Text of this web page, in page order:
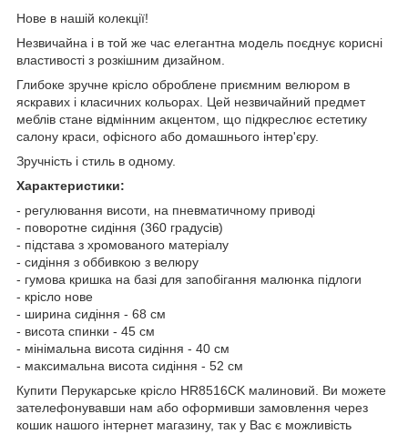
Нове в нашій колекції!
Незвичайна і в той же час елегантна модель поєднує корисні
властивості з розкішним дизайном.
Глибоке зручне крісло оброблене приємним велюром в
яскравих і класичних кольорах. Цей незвичайний предмет
меблів стане відмінним акцентом, що підкреслює естетику
салону краси, офісного або домашнього інтер'єру.
Зручність і стиль в одному.
Характеристики:
- регулювання висоти, на пневматичному приводі
- поворотне сидіння (360 градусів)
- підстава з хромованого матеріалу
- сидіння з оббивкою з велюру
- гумова кришка на базі для запобігання малюнка підлоги
- крісло нове
- ширина сидіння - 68 см
- висота спинки - 45 см
- мінімальна висота сидіння - 40 см
- максимальна висота сидіння - 52 см
Купити Перукарське крісло HR8516CK малиновий. Ви можете
зателефонувавши нам або оформивши замовлення через
кошик нашого інтернет магазину, так у Вас є можливість